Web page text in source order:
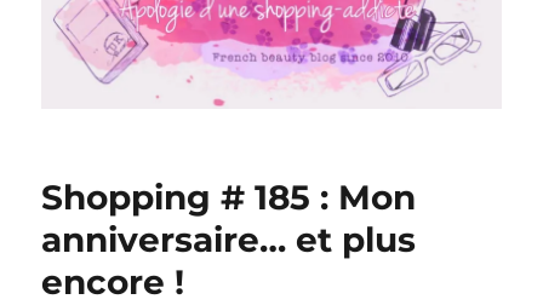
Shopping # 185 : Mon
anniversaire… et plus
encore !